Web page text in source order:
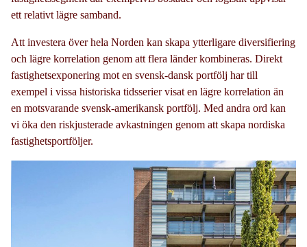
ett relativt lägre samband.
Att investera över hela Norden kan skapa ytterligare diversifiering
och lägre korrelation genom att flera länder kombineras. Direkt
fastighetsexponering mot en svensk-dansk portfölj har till
exempel i vissa historiska tidsserier visat en lägre korrelation än
en motsvarande svensk-amerikansk portfölj. Med andra ord kan
vi öka den riskjusterade avkastningen genom att skapa nordiska
fastighetsportföljer.